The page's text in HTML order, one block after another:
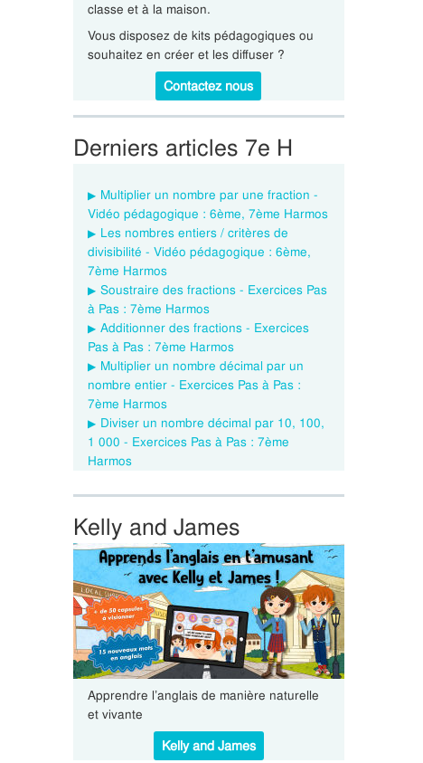
classe et à la maison.
Vous disposez de kits pédagogiques ou
souhaitez en créer et les diffuser ?
Contactez nous
Derniers articles 7e H
Multiplier un nombre par une fraction -
Vidéo pédagogique : 6ème, 7ème Harmos
Les nombres entiers / critères de
divisibilité - Vidéo pédagogique : 6ème,
7ème Harmos
Soustraire des fractions - Exercices Pas
à Pas : 7ème Harmos
Additionner des fractions - Exercices
Pas à Pas : 7ème Harmos
Multiplier un nombre décimal par un
nombre entier - Exercices Pas à Pas :
7ème Harmos
Diviser un nombre décimal par 10, 100,
1 000 - Exercices Pas à Pas : 7ème
Harmos
Kelly and James
Apprendre l’anglais de manière naturelle
et vivante
Kelly and James